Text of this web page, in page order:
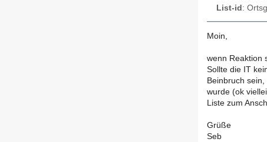
List-id :
Moin,
wenn Reaktion
Sollte die IT
Beinbruch
wurde (ok
Liste zum
Grüße
Seb